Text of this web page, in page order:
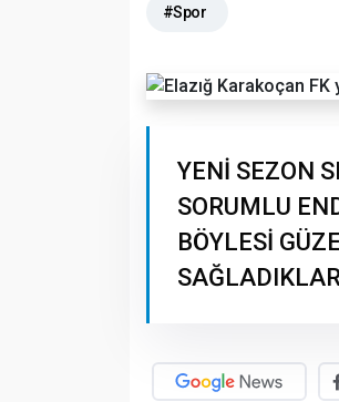
#Spor
YENİ SEZON
SORUMLU
BÖYLESİ